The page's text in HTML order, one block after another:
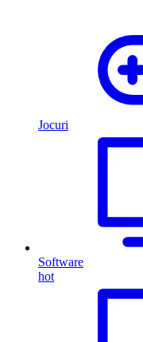
Jocuri
Software
hot